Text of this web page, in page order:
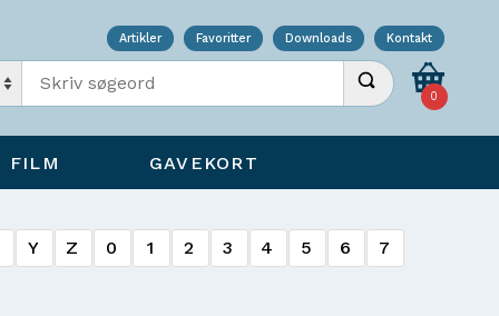
Artikler Favoritter Downloads Kontakt
Indtast søgeord Udfør søgning
0
FILM GAVEKORT
Y Z 0 1 2 3 4 5 6 7